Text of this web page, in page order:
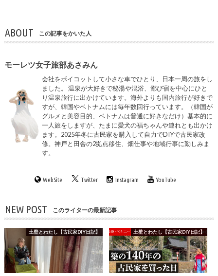
ABOUT この記事をかいた人
モーレツ女子旅部あさみん
会社をボイコットして小さな車でひとり、日本一周の旅をし
ました。 温泉が大好きで秘湯や混浴、鄙び宿を中心にひと
り温泉旅行に出かけています。海外よりも国内旅行が好きで
すが、韓国やベトナムには毎年数回行っています。（韓国が
グルメと美容目的、ベトナムは普通に好きなだけ）基本的に
一人旅をしますが、たまに愛犬の福ちゃんや連れとも出かけ
ます。2025年冬に古民家を購入して自力でDIYで古民家改
修。神戸と田舎の2拠点移住、畑仕事や地域行事に勤しみま
す。
WebSite Twitter Instagram YouTube
NEW POST このライターの最新記事
土壁とわたし【古民家DIY日記】 土壁とわたし【古民家DIY日記】